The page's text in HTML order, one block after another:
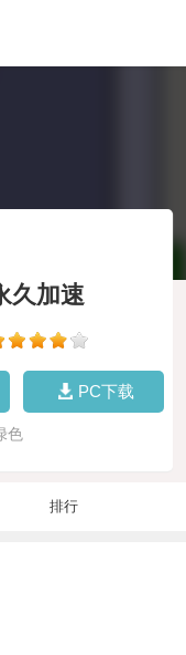
久加速
PC下载
色
排行